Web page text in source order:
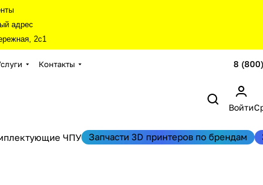
адрес
2с1
Контакты 8
Войти
ЧПУ Запчасти 3D принтеров по брендам